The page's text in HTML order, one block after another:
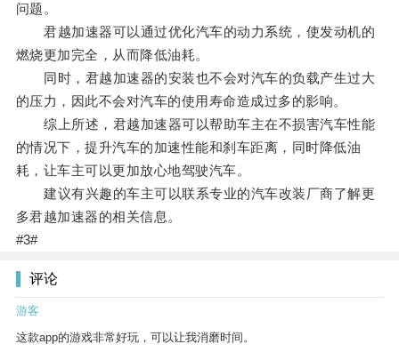
问题。
君越加速器可以通过优化汽车的动力系统，使发动机的
燃烧更加完全，从而降低油耗。
同时，君越加速器的安装也不会对汽车的负载产生过大
的压力，因此不会对汽车的使用寿命造成过多的影响。
综上所述，君越加速器可以帮助车主在不损害汽车性能
的情况下，提升汽车的加速性能和刹车距离，同时降低油
耗，让车主可以更加放心地驾驶汽车。
建议有兴趣的车主可以联系专业的汽车改装厂商了解更
多君越加速器的相关信息。
#3#
评论
游客
这款app的游戏非常好玩，可以让我消磨时间。